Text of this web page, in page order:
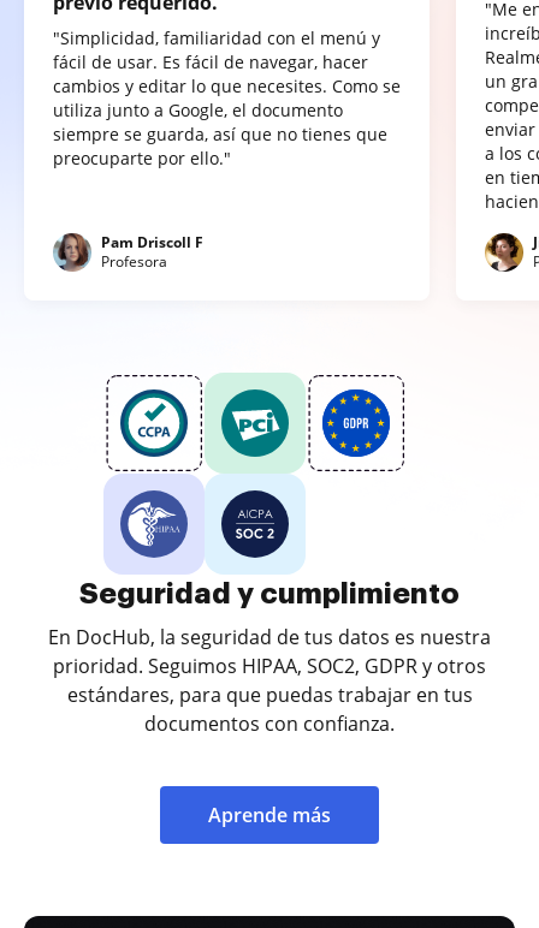
"Simplicidad, familiaridad con el menú y
fácil de usar. Es fácil de navegar, hacer
cambios y editar lo que necesites. Como se
utiliza junto a Google, el documento
siempre se guarda, así que no tienes que
preocuparte por ello."
Pam Driscoll F
Profesora
"Me
un
a los
en
Seguridad y cumplimiento
En DocHub, la seguridad de tus datos es nuestra
prioridad. Seguimos HIPAA, SOC2, GDPR y otros
estándares, para que puedas trabajar en tus
documentos con confianza.
Aprende más